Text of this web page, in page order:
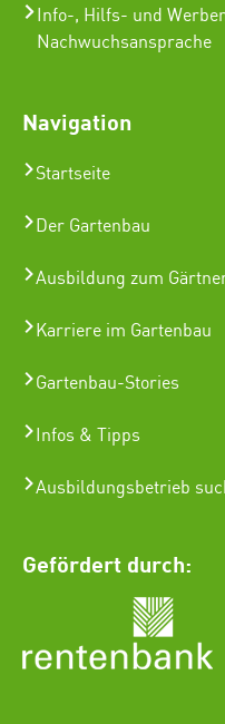
Info-, Hilfs- und
Nachwuchsansprache
Navigation
Startseite
Der Gartenbau
Ausbildung zum
Karriere im Gartenbau
Gartenbau-Stories
Infos & Tipps
Ausbildungsbetrieb
Gefördert durch: